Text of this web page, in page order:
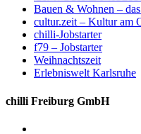
Bauen & Wohnen –
cultur.zeit – Kultur am
chilli-Jobstarter
f79 – Jobstarter
Weihnachtszeit
Erlebniswelt Karlsruhe
chilli Freiburg GmbH